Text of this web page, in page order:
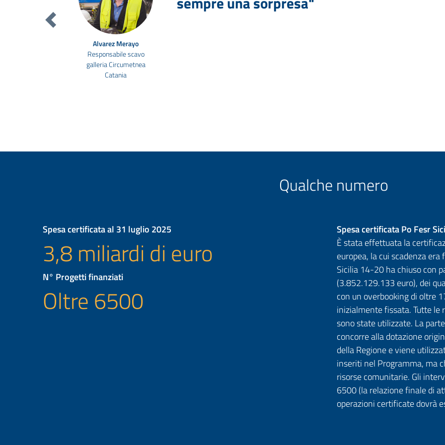
Alvarez Merayo
Responsabile scavo
galleria Circumetnea
Catania
Precedente
Qualche numero
Spesa certificata al 31 luglio 2025
3,8 miliardi di euro
N° Progetti finanziati
Oltre 6500
Spesa certificata Po Fesr
È stata effettuata la
europea, la cui scadenza
Sicilia 14-20 ha chiuso con
(3.852.129.133 euro), dei
con un overbooking di oltre
inizialmente fissata. Tutte le
sono state utilizzate. La
concorre alla dotazione
della Regione e viene
inseriti nel Programma, ma
risorse comunitarie. Gli
6500 (la relazione finale di
operazioni certificate dovrà